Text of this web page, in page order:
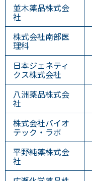
並木薬品株式会
社
株式会社南部医
理科
日本ジェネティ
クス株式会社
八洲薬品株式会
社
株式会社バイオ
テック・ラボ
平野純薬株式会
社